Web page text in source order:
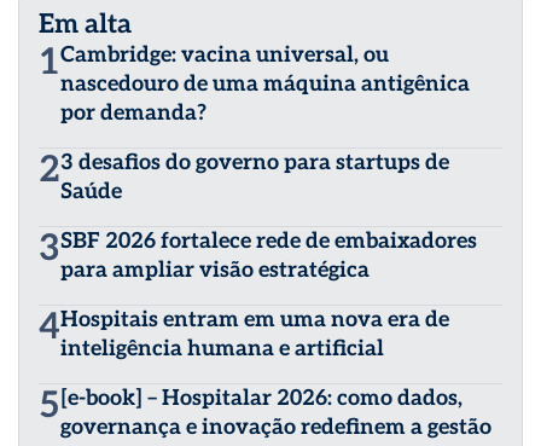
Em alta
1Cambridge: vacina universal, ou
nascedouro de uma máquina antigênica
por demanda?
23 desafios do governo para startups de
Saúde
3SBF 2026 fortalece rede de embaixadores
para ampliar visão estratégica
4Hospitais entram em uma nova era de
inteligência humana e artificial
5 [e-book] – Hospitalar 2026: como dados,
governança e inovação redefinem a gestão